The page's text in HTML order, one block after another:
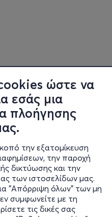
ώστε να
εσάς μια
πλοήγησης
την εξατομίκευση
την παροχή
δικτύωσης και την
των ιστοσελίδων μας.
"Απόρριψη όλων" των μη
συμφωνείτε με τη
τις δικές σας